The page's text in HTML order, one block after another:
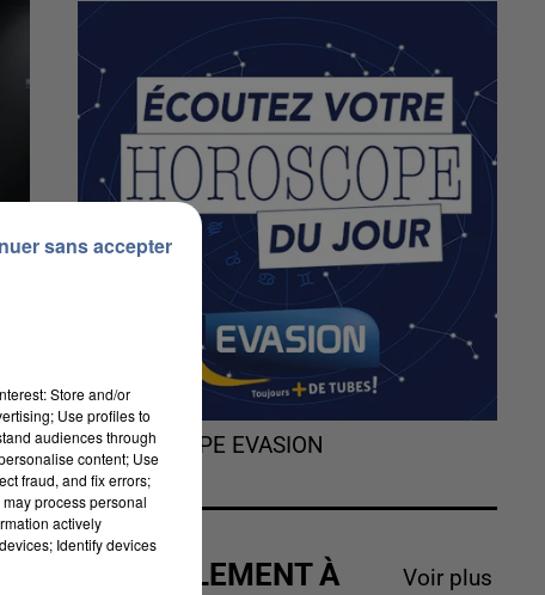
L'HOROSCOPE EVASION
ACTUELLEMENT À
Voir plus
Store and/or
Use profiles to
audiences through
content; Use
fraud, and fix errors;
process personal
actively
Identify devices
sans accepter